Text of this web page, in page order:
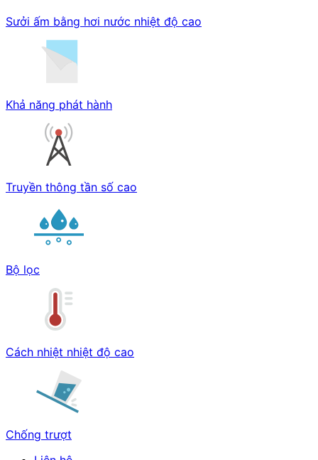
Sưởi ấm bằng hơi nước nhiệt độ cao
Khả năng phát hành
Truyền thông tần số cao
Bộ lọc
Cách nhiệt nhiệt độ cao
Chống trượt